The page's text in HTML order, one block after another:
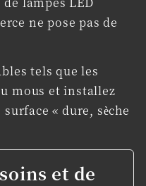
ne pose pas de
tels que les
mous et installez
« dure, sèche
et de